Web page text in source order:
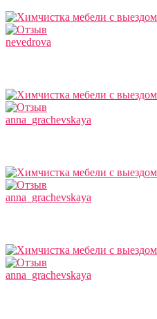
nevedrova
anna_grachevskaya
anna_grachevskaya
anna_grachevskaya